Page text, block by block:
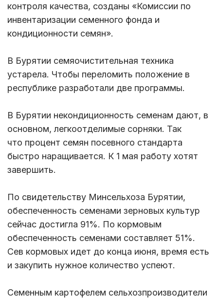
контроля качества, созданы «Комиссии по
инвентаризации семенного фонда и
кондиционности семян».
В Бурятии семяочистительная техника
устарела. Чтобы переломить положение в
республике разработали две программы.
В Бурятии некондиционность семенам дают, в
основном, легкоотделимые сорняки. Так
что процент семян посевного стандарта
быстро наращивается. К 1 мая работу хотят
завершить.
По свидетельству Минсельхоза Бурятии,
обеспеченность семенами зерновых культур
сейчас достигла 91%. По кормовым
обеспеченность семенами составляет 51%.
Сев кормовых идет до конца июня, время есть
и закупить нужное количество успеют.
Семенным картофелем сельхозпроизводители